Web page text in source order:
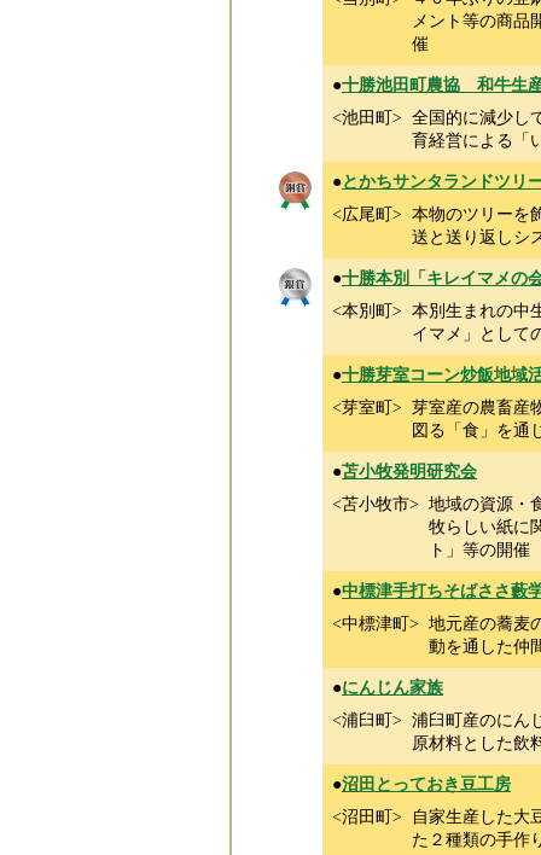
メント等の商品
催
●十勝池田町農協 和牛生
<池田町> 全国的に減少し
育経営による「
●とかちサンタランドツリ
<広尾町> 本物のツリーを
送と送り返しシ
●十勝本別「キレイマメの
<本別町> 本別生まれの中
イマメ」として
●十勝芽室コーン炒飯地域
<芽室町> 芽室産の農畜産
図る「食」を通
●苫小牧発明研究会
<苫小牧市> 地域の資源・
牧らしい紙に
ト」等の開催
●中標津手打ちそばささ藪
<中標津町> 地元産の蕎麦
動を通した仲
●にんじん家族
<浦臼町> 浦臼町産のにん
原材料とした飲
●沼田とっておき豆工房
<沼田町>
自家生産した大
た２種類の手作